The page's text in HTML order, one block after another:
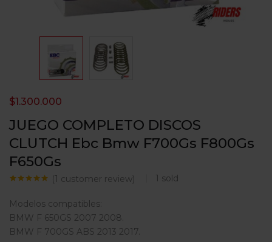
JUEGO COMPLETO DISCOS
CLUTCH Ebc Bmw F700Gs F800Gs
F650Gs
en base a
valoración de
(1 customer review) 1 sold
$1.300.000
Modelos compatibles:
BMW F 650GS 2007 2008.
BMW F 700GS ABS 2013 2017.